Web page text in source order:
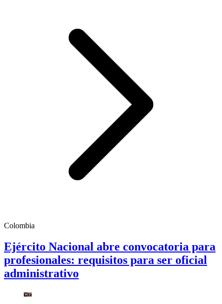
Colombia
Ejército Nacional abre convocatoria para
profesionales: requisitos para ser oficial
administrativo